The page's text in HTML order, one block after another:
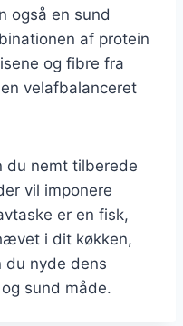
også en sund
af protein
og fibre fra
velafbalanceret
du nemt tilberede
vil imponere
er en fisk,
i dit køkken,
du nyde dens
sund måde.